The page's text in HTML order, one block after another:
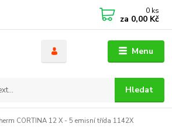
Menu
Hledat
0 ks
za 0,00 Kč
CORTINA 12 X - 5 emisní třída 1142X